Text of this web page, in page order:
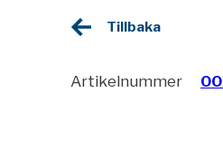
Tillbaka
Artikelnummer